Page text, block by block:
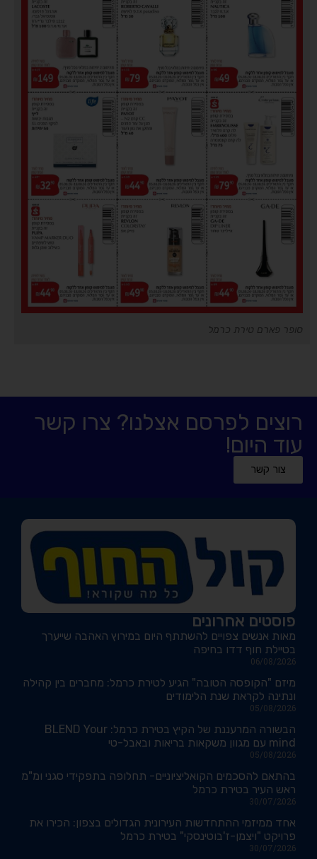
סופר פארם טירת כרמל
רוצים לפרסם אצלנו? צרו קשר
עוד היום!
צור קשר
פוסטים אחרונים
מאות אנשים צפויים להשתתף היום במירוץ האהבה שייערך
בטיילת חוף דדו בחיפה
06/08/2026
מיזם "הקופסה הטובה" הגיע לטירת כרמל: מחברים בין קהילה
ונתינה לקראת שנת הלימודים
05/08/2026
הבשורה המרעננת של הקיץ בטירת כרמל: BLEND Your
mind עם מגוון משקאות בריאות ובאבל-טי
05/08/2026
בהתאם להסכמים הקואליציוניים- תחלופה בתפקידי סגני ומ"מ
ראש העיר בטירת כרמל
30/07/2026
אחד ממיזמי ההתחדשות העירונית הגדולים בצפון: הכירו את
פרויקט "ויצמן-ז'בוטינסקי" בטירת כרמל
30/07/2026